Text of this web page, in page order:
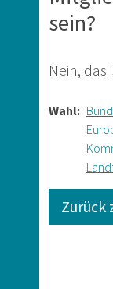
sein?
Nein, das
Wahl
Zurück